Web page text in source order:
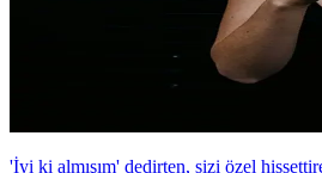
'İyi ki almışım' dedirten, sizi özel